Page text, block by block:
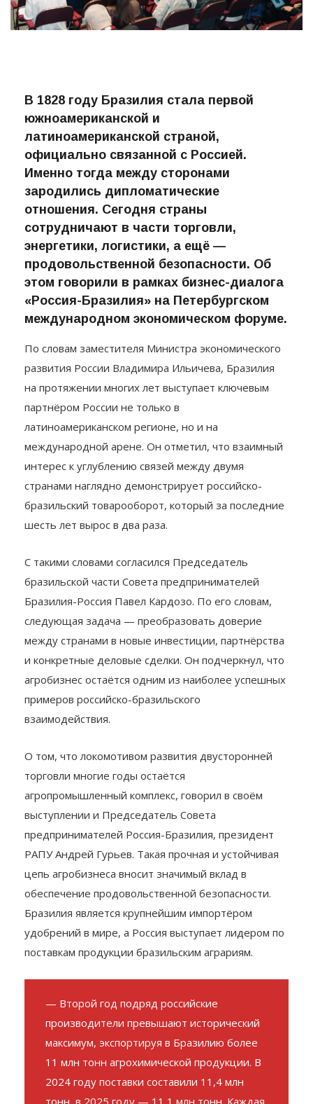
В 1828 году Бразилия стала первой
южноамериканской и
латиноамериканской страной,
официально связанной с Россией.
Именно тогда между сторонами
зародились дипломатические
отношения. Сегодня страны
сотрудничают в части торговли,
энергетики, логистики, а ещё —
продовольственной безопасности. Об
этом говорили в рамках бизнес-диалога
«Россия-Бразилия» на Петербургском
международном экономическом форуме.
По словам заместителя Министра экономического
развития России Владимира Ильичева, Бразилия
на протяжении многих лет выступает ключевым
партнёром России не только в
латиноамериканском регионе, но и на
международной арене. Он отметил, что взаимный
интерес к углублению связей между двумя
странами наглядно демонстрирует российско-
бразильский товарооборот, который за последние
шесть лет вырос в два раза.
С такими словами согласился Председатель
бразильской части Совета предпринимателей
Бразилия-Россия Павел Кардозо. По его словам,
следующая задача — преобразовать доверие
между странами в новые инвестиции, партнёрства
и конкретные деловые сделки. Он подчеркнул, что
агробизнес остаётся одним из наиболее успешных
примеров российско-бразильского
взаимодействия.
О том, что локомотивом развития двусторонней
торговли многие годы остаётся
агропромышленный комплекс, говорил в своём
выступлении и Председатель Совета
предпринимателей Россия-Бразилия, президент
РАПУ Андрей Гурьев. Такая прочная и устойчивая
цепь агробизнеса вносит значимый вклад в
обеспечение продовольственной безопасности.
Бразилия является крупнейшим импортёром
удобрений в мире, а Россия выступает лидером по
поставкам продукции бразильским аграриям.
— Второй год подряд российские
производители превышают исторический
максимум, экспортируя в Бразилию более
11 млн тонн агрохимической продукции. В
2024 году поставки составили 11,4 млн
тонн, в 2025 году — 11,1 млн тонн. Каждая